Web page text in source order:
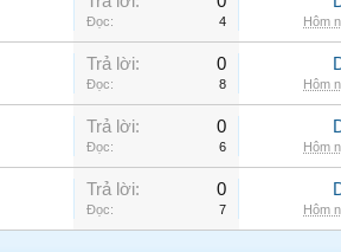
Đọc: 4 Hôm
Trả lời: 0
Đọc: 8 Hôm
Trả lời: 0
Đọc: 6 Hôm
Trả lời: 0
Đọc: 7 Hôm